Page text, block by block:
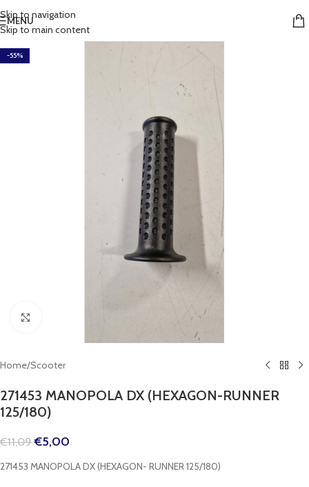
Skip to navigation
Skip to main content
MENU
-55%
Home/Scooter
271453 MANOPOLA DX (HEXAGON-RUNNER
125/180)
€11,09 €5,00
271453 MANOPOLA DX (HEXAGON- RUNNER 125/180)